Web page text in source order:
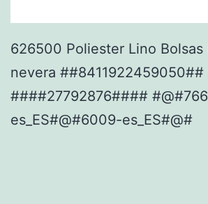
626500 Poliester Lino Bolsas
nevera
####27792876####
es_ES#@#6009-es_ES#@#